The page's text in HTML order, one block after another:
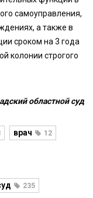
самоуправления,
а также в
сроком на 3 года
колонии строгого
областной суд
врач 12
235